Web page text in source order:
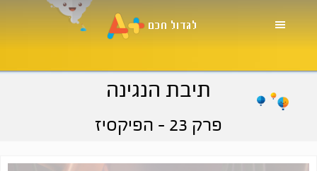
תיבת הנגינה
פרק 23 - הפיקסיז